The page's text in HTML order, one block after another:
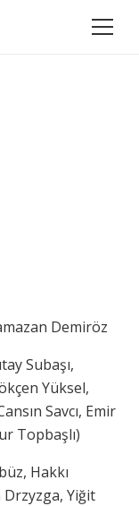
Demiröz
Subaşı,
Yüksel,
Savcı, Emir
Topbaşlı)
Hakkı
Yiğit